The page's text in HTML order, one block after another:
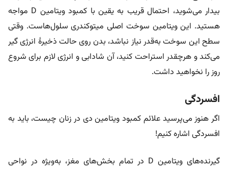
بیدار می‌شوید، احتمال قریب به یقین با کمبود ویتامین D مواجه
هستید. این ویتامین سوخت اصلی میتوکندری سلول‌هاست. وقتی
سطح این سوخت به‌قدر نیاز نباشد، بدن روی حالت ذخیرۀ انرژی گیر
می‌کند و هرچقدر استراحت کنید، آن شادابی و انرژی لازم برای شروع
روز را نخواهید داشت.
افسردگی
اگر هنوز می‌پرسید علائم کمبود ویتامین دی در زنان چیست، باید به
افسردگی اشاره کنیم!
گیرنده‌های ویتامین D در تمام بخش‌های مغز، به‌ویژه در نواحی